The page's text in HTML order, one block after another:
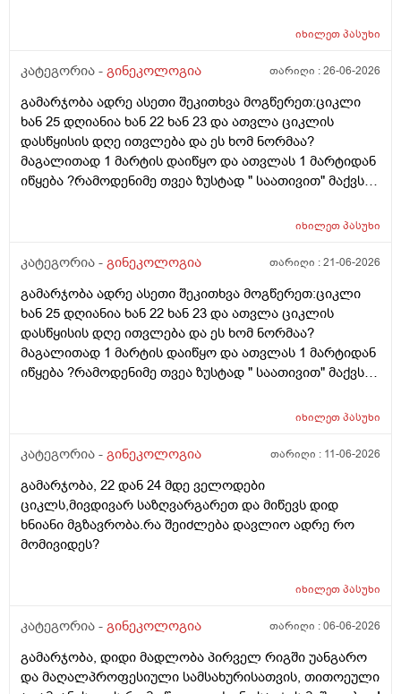
იხილეთპასუხი
კატეგორია - გინეკოლოგია თარიღი :26-06-2026
გამარჯობა ადრე ასეთი შეკითხვა მოგწერეთ:ციკლი
ხან 25 დღიანია ხან 22 ხან 23 და ათვლა ციკლის
დასწყისის დღე ითვლება და ეს ხომ ნორმაა?
მაგალითად 1 მარტის დაიწყო და ათვლას 1 მარტიდან
იწყება ?რამოდენიმე თვეა ზუსტად " საათივით" მაქვს
მეშინია კიდევ ხომ არ ჩამოიწევს? მინდა რომ 25 ან
განმავლობაში ? შესაძლოა ისევ 23 ან 25 დღიანი
რამეა.ზოგადად წლებია აუტოიმონური თირეოდიტი
მაქვს.ხშირად მაქვს სანერვიულო.რითი შეიძლება
უნდაცკვების სახით რომ ვმართო ციკლის დღეები?
პასუხიც მივიღე და არა, ყველაფერი ჩვეულებრივადაა
არც ჭარბი სისხლდება არ არის.ადრე რომ 7 დღემდე
მითხარით რომ შეიმოწმეთო ტიესეიჩი და კიდევ სხვა
ასაკი 40
იხილეთპასუხი
კატეგორია - გინეკოლოგია თარიღი :21-06-2026
გამარჯობა ადრე ასეთი შეკითხვა მოგწერეთ:ციკლი
ხან 25 დღიანია ხან 22 ხან 23 და ათვლა ციკლის
დასწყისის დღე ითვლება და ეს ხომ ნორმაა?
მაგალითად 1 მარტის დაიწყო და ათვლას 1 მარტიდან
იწყება ?რამოდენიმე თვეა ზუსტად " საათივით" მაქვს
მეშინია კიდევ ხომ არ ჩამოიწევს? მინდა რომ 25 ან
განმავლობაში ? შესაძლოა ისევ 23 ან 25 დღიანი
რამეა.ზოგადად წლებია აუტოიმონური თირეოდიტი
მაქვს.ხშირად მაქვს სანერვიულო.რითი შეიძლება
უნდაცკვების სახით რომ ვმართო ციკლის დღეები?
იხილეთპასუხი
კატეგორია - გინეკოლოგია თარიღი : 11-06-2026
გამარჯობა, 22 დან 24 მდე ველოდები
ციკლს,მივდივარ საზღვარგარეთ და მიწევს დიდ
ხნიანი მგზავრობა.რა შეიძლება დავლიო ადრე რო
მომივიდეს?
იხილეთპასუხი
კატეგორია - გინეკოლოგია თარიღი :06-06-2026
გამარჯობა, დიდი მადლობა პირველ რიგში უანგარო
და მაღალპროფესიული სამსახურისათვის, თითოეული